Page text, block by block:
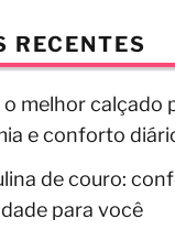
RECENTES
melhor calçado
e conforto
de couro:
para você